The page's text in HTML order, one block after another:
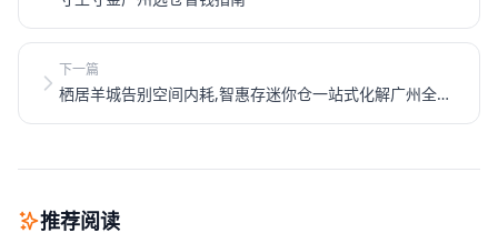
下一篇
栖居羊城告别空间内耗,智惠存迷你仓一站式化解广州全品
推荐阅读